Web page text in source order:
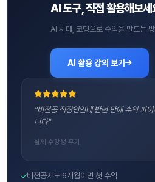
AI 도구, 직접 활용해보세
AI 시대, 코딩으로 수익을 만드는
AI 활용 강의 보기
"비전공 직장인인데 반년 만에 수익 파
니다"
실제 수강생 후기
비전공자도 6개월이면 첫 수익